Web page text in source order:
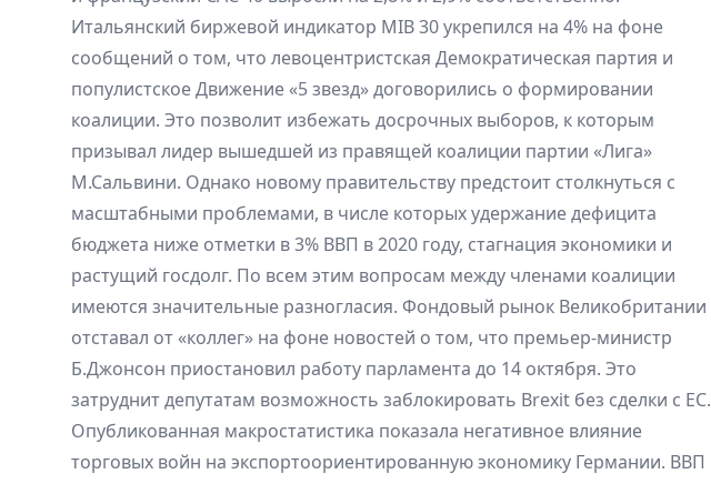
Итальянский биржевой индикатор MIB 30 укрепился на 4% на фоне
сообщений о том, что левоцентристская Демократическая партия и
популистское Движение «5 звезд» договорились о формировании
коалиции. Это позволит избежать досрочных выборов, к которым
призывал лидер вышедшей из правящей коалиции партии «Лига»
М.Сальвини. Однако новому правительству предстоит столкнуться с
масштабными проблемами, в числе которых удержание дефицита
бюджета ниже отметки в 3% ВВП в 2020 году, стагнация экономики и
растущий госдолг. По всем этим вопросам между членами коалиции
имеются значительные разногласия. Фондовый рынок Великобритании
отставал от «коллег» на фоне новостей о том, что премьер-министр
Б.Джонсон приостановил работу парламента до 14 октября. Это
затруднит депутатам возможность заблокировать Brexit без сделки с ЕС.
Опубликованная макростатистика показала негативное влияние
торговых войн на экспортоориентированную экономику Германии. ВВП